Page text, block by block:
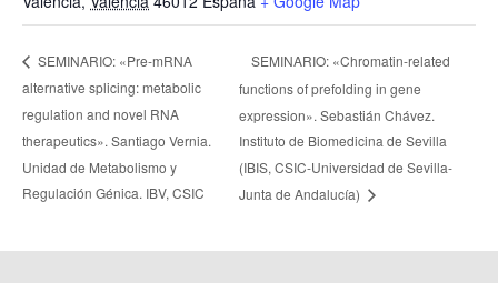
SEMINARIO: «Pre-mRNA
alternative splicing: metabolic
regulation and novel RNA
therapeutics». Santiago Vernia.
Unidad de Metabolismo y
Regulación Génica. IBV, CSIC
SEMINARIO: «Chromatin-related
functions of prefolding in gene
expression». Sebastián Chávez.
Instituto de Biomedicina de Sevilla
(IBIS, CSIC-Universidad de Sevilla-
Junta de Andalucía)